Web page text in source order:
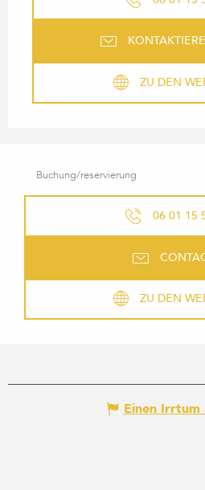
ZU DEN
Buchung/reservierung
06 01 15
ZU DEN
Einen Irrtum